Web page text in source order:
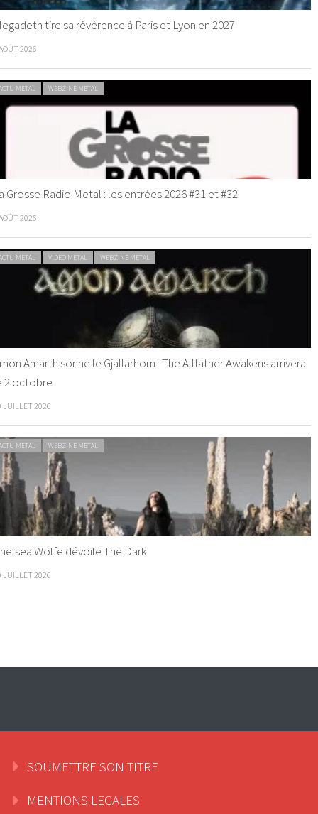
tire sa révérence à Paris et Lyon en 2027
2026
METAL WEBZINE METAL
Grosse Radio Metal : les entrées 2026 #31 et #32
2026
METAL VIDEO METAL WEBZINE METAL
Amarth sonne le Gjallarhorn : The Allfather Awakens arrivera
2 octobre
JUILLET 2026
METAL WEBZINE METAL
Wolfe dévoile The Dark
JUILLET 2026
SOUMETTRE SON TITRE
MENTIONS LEGALES